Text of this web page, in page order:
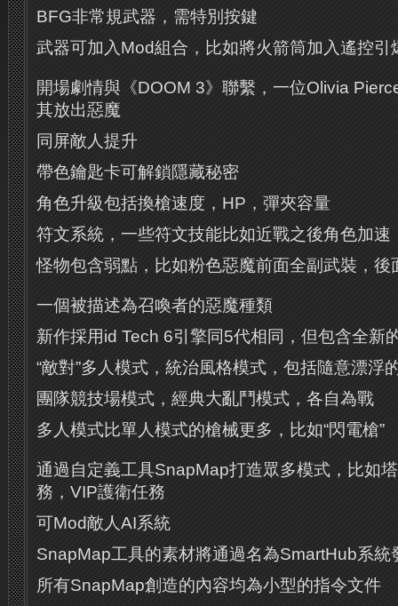
BFG非常規武器，需特別按鍵
武器可加入Mod組合，比如將火箭筒加入遙控引
開場劇情與《DOOM 3》聯繫，一位Olivia
其放出惡魔
同屏敵人提升
帶色鑰匙卡可解鎖隱藏秘密
角色升級包括換槍速度，HP，彈夾容量
符文系統，一些符文技能比如近戰之後角色加速
怪物包含弱點，比如粉色惡魔前面全副武裝，後
一個被描述為召喚者的惡魔種類
新作採用id Tech 6引擎同5代相同，但包含全新
“敵對”多人模式，統治風格模式，包括隨意漂浮
團隊競技場模式，經典大亂鬥模式，各自為戰
多人模式比單人模式的槍械更多，比如“閃電槍”
通過自定義工具SnapMap打造眾多模式，比如
務，VIP護衛任務
可Mod敵人AI系統
SnapMap工具的素材將通過名為SmartHub系統
所有SnapMap創造的內容均為小型的指令文件